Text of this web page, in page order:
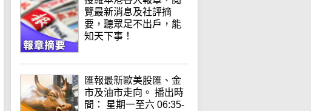
覽最新消息及社評摘
要，聽眾足不出戶，能
知天下事！
匯報最新歐美股匯、金
市及油市走向。 播出時
間： 星期一至六 06:35-